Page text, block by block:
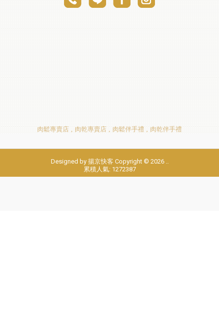
肉鬆專賣店 肉乾專賣店 肉鬆伴手禮 肉乾伴手禮
Designed by 揚京快客 Copyright © 2026 ..
累積人氣: 1272387